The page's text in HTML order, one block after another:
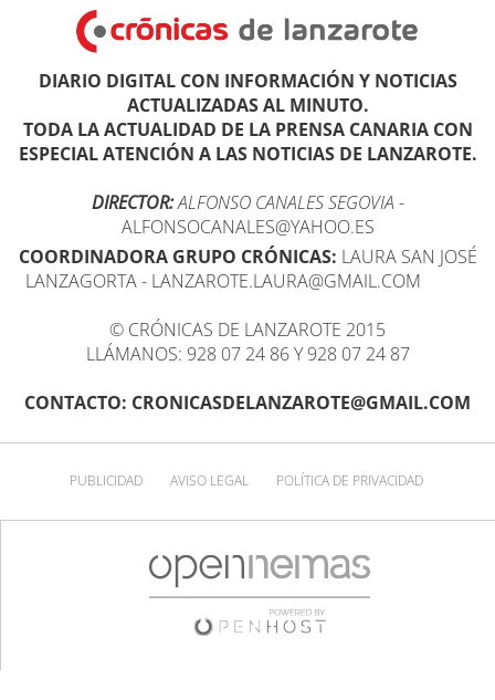
DIARIO DIGITAL CON INFORMACIÓN Y NOTICIAS
ACTUALIZADAS AL MINUTO.
TODA LA ACTUALIDAD DE LA PRENSA CANARIA CON
ESPECIAL ATENCIÓN A LAS NOTICIAS DE LANZAROTE.
DIRECTOR:ALFONSO CANALES SEGOVIA -
ALFONSOCANALES@YAHOO.ES
COORDINADORA GRUPO CRÓNICAS: LAURA SAN JOSÉ
LANZAGORTA - LANZAROTE.LAURA@GMAIL.COM
© CRÓNICAS DE LANZAROTE 2015
LLÁMANOS: 928 07 24 86 Y 928 07 24 87
CONTACTO: CRONICASDELANZAROTE@GMAIL.COM
PUBLICIDAD AVISO LEGAL POLÍTICA DE PRIVACIDAD